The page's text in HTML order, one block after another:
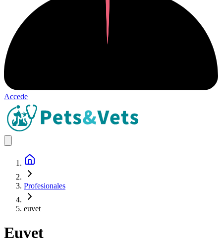
Accede
Profesionales
euvet
Euvet